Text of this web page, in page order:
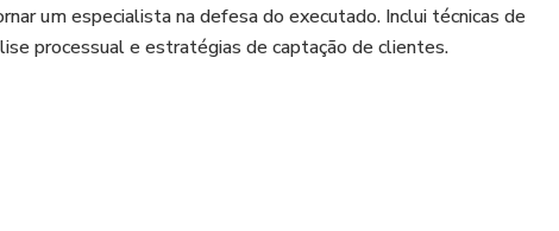
um especialista na defesa do executado. Inclui técnicas de
processual e estratégias de captação de clientes.